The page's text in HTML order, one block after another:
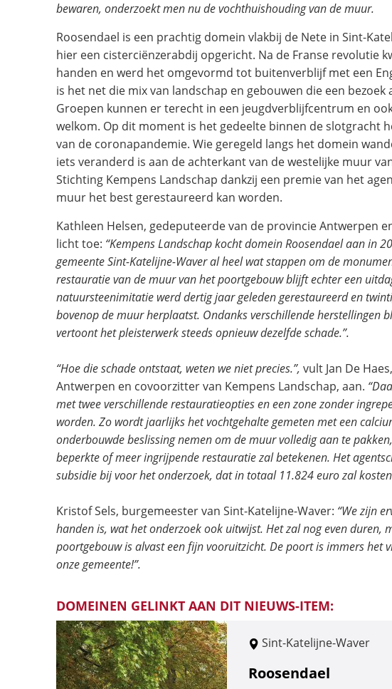
bewaren, onderzoekt men nu de vochthuishouding van de muur.
Roosendael is een prachtig domein vlakbij de Nete in Sint-
hier een cisterciënzerabdij opgericht. Na de Franse revolutie
handen en werd het omgevormd tot buitenverblijf met een
is het net die mix van landschap en gebouwen die een
Groepen kunnen er terecht in een jeugdverblijfcentrum en
welkom. Op dit moment is het gedeelte binnen de slotgracht
van de coronapandemie. Wie geregeld langs het domein
iets veranderd is aan de achterkant van de westelijke muur
Stichting Kempens Landschap dankzij een premie van het
muur het best gerestaureerd kan worden.
Kathleen Helsen, gedeputeerde van de provincie Antwerpen
licht toe: “Kempens Landschap kocht domein Roosendael aan in
gemeente Sint-Katelijne-Waver al heel wat stappen om de
restauratie van de muur van het poortgebouw blijft echter een
natuursteenimitatie werd dertig jaar geleden gerestaureerd en
bovenop de muur herplaatst. Ondanks verschillende herstellingen
vertoont het pleisterwerk steeds opnieuw dezelfde schade.”.
“Hoe die schade ontstaat, weten we niet precies.”, vult Jan De
Antwerpen en covoorzitter van Kempens Landschap, aan.
met twee verschillende restauratieopties en een zone zonder
worden. Zo wordt jaarlijks het vochtgehalte gemeten met een
onderbouwde beslissing nemen om de muur volledig aan te
beperkte of meer ingrijpende restauratie zal betekenen. Het
subsidie bij voor het onderzoek, dat in totaal 11.824 euro zal
Kristof Sels, burgemeester van Sint-Katelijne-Waver: “We zijn
handen is, wat het onderzoek ook uitwijst. Het zal nog even duren,
poortgebouw is alvast een fijn vooruitzicht. De poort is immers het
onze gemeente!”.
DOMEINEN GELINKT AAN DIT NIEUWS-ITEM:
Sint-Katelijne-Waver
Roosendael